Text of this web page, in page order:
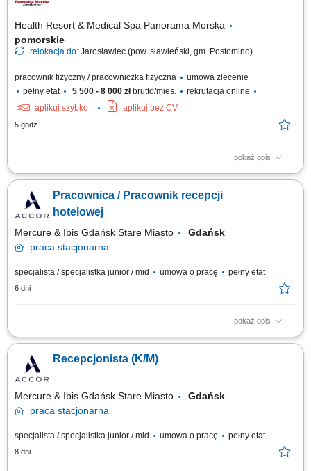
Health Resort & Medical Spa Panorama Morska
pomorskie
relokacja do: Jarosławiec (pow. sławieński, gm. Postomino)
pracownik fizyczny / pracowniczka fizyczna
umowa zlecenie
pełny etat
5 500 - 8 000 złbrutto/mies.
rekrutacja online
aplikuj szybko
aplikuj bez CV
5 godz.
pokaż opis
Zakres obowiązków: sprzątanie i przygotowywanie pokoi hotelowych,
wykonywanie innych zadań związanych z bieżącą obsługą hotelu.
Pracownica / Pracownik recepcji
hotelowej
Mercure & Ibis Gdańsk Stare Miasto
Gdańsk
praca stacjonarna
specjalista / specjalistka junior / mid umowa o pracę pełny etat
6 dni
pokaż opis
Opis stanowiska: Obsługa gości hotelowych: meldowanie,
dokumentacją recepcyjną. Udzielanie informacji gościom (lokalizacja
atrakcji, restauracje, komunikacja). Proponowanie usług dodatkowych w
Recepcjonista (K/M)
Mercure & Ibis Gdańsk Stare Miasto
Gdańsk
praca stacjonarna
specjalista / specjalistka junior / mid umowa o pracę pełny etat
8 dni